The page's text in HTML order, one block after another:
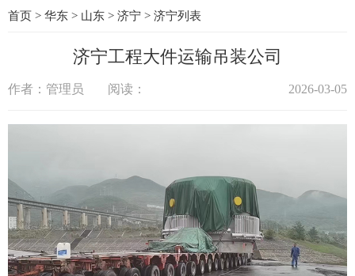
首页 > 华东 > 山东 > 济宁 > 济宁列表
济宁工程大件运输吊装公司
作者：管理员 阅读： 2026-03-05